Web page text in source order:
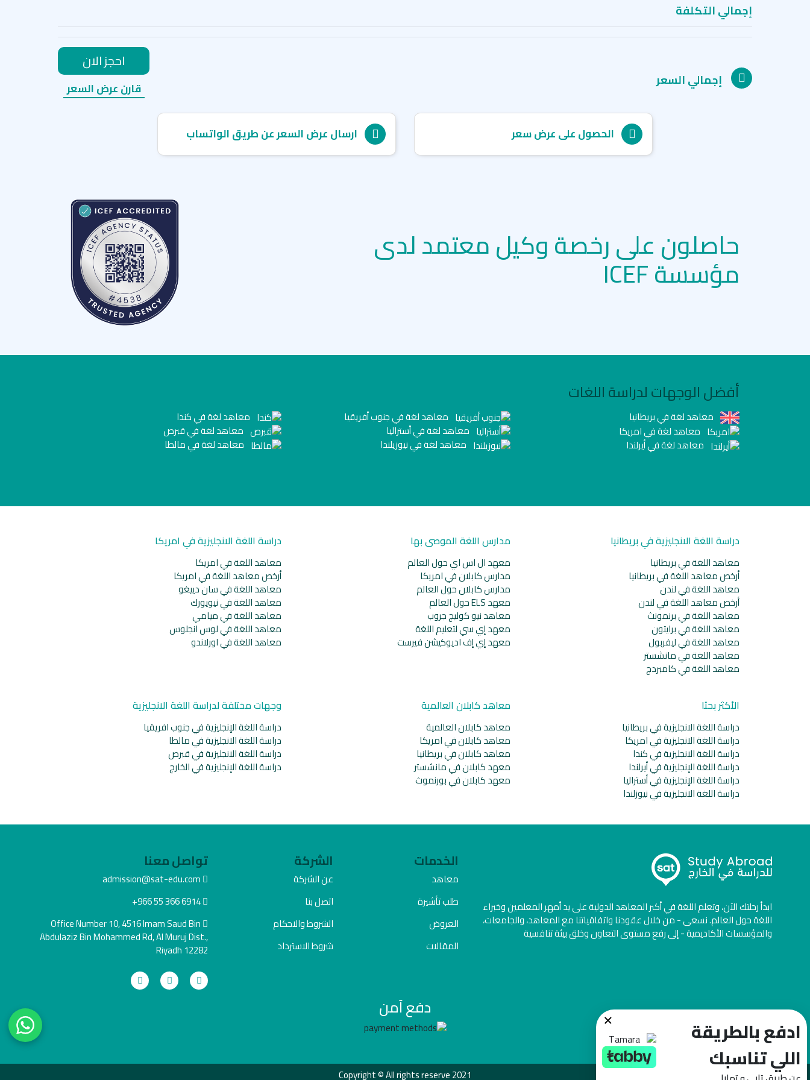
إجمالي التكلفة
إجمالي السعر
احجز الان
قارن عرض السعر
الحصول على عرض سعر ارسال عرض السعر عن طريق الواتساب
حاصلون على رخصة وكيل معتمد لدى
مؤسسة ICEF
أفضل الوجهات لدراسة اللغات
معاهد لغة في بريطانيا
معاهد لغة في امريكا
معاهد لغة في أيرلندا
معاهد لغة في جنوب أفريقيا
معاهد لغة في أستراليا
معاهد لغة في نيوزيلندا
معاهد لغة في كندا
معاهد لغة في قبرص
معاهد لغة في مالطا
دراسة اللغة الانجليزية في بريطانيا
معاهد اللغة في بريطانيا
أرخص معاهد اللغة في بريطانيا
معاهد اللغة في لندن
أرخص معاهد اللغة في لندن
معاهد اللغة في برنمونث
معاهد اللغة في برايتون
معاهد اللغة في ليفربول
معاهد اللغة في مانشستر
معاهد اللغة في كامبردج
مدارس اللغة الموصى بها
معهد ال اس اي حول العالم
مدارس كابلان في امريكا
مدارس كابلان حول العالم
معهد ELS حول العالم
معاهد نيو كوليج جروب
معهد إي سي لتعليم اللغة
معهد إي إف اديوكيشن فيرست
دراسة اللغة الانجليزية في امريكا
معاهد اللغة في امريكا
أرخص معاهد اللغة في امريكا
معاهد اللغة في سان دييغو
معاهد اللغة في نيويورك
معاهد اللغة في ميامي
معاهد اللغة في لوس انجلوس
معاهد اللغة في اورلاندو
الأكثر بحثا
دراسة اللغة الانجليزية في بريطانيا
دراسة اللغة الانجليزية في امريكا
دراسة اللغة الانجليزية في كندا
دراسة اللغة الإنجليزية في أيرلندا
دراسة اللغة الإنجليزية في أستراليا
دراسة اللغة الانجليزية في نيوزلندا
معاهد كابلان العالمية
معاهد كابلان العالمية
معاهد كابلان في امريكا
معاهد كابلان في بريطانيا
معهد كابلان في مانشستر
معهد كابلان في بورنموث
وجهات مختلفة لدراسة اللغة الانجليزية
دراسة اللغة الإنجليزية في جنوب افريقيا
دراسة اللغة الانجليزية في مالطا
دراسة اللغة الانجليزية في قبرص
دراسة اللغة الإنجليزية في الخارج
ابدأ رحلتك الآن، وتعلم اللغة في أكبر المعاهد الدولية على يد أمهر المعلمين وخبراء
اللغة حول العالم. نسعى - من خلال عقودنا واتفاقياتنا مع المعاهد، والجامعات،
والمؤسسات الأكاديمية - إلى رفع مستوى التعاون وخلق بيئة تنافسية
الخدمات
معاهد
طلب تأشيرة
العروض
المقالات
الشركة
عن الشركة
اتصل بنا
الشروط والاحكام
شروط الاسترداد
تواصل معنا
admission@sat-edu.com
+966 55 366 6914
Office Number 10, 4516 Imam Saud Bin
Abdulaziz Bin Mohammed Rd, Al Muruj Dist.,
Riyadh 12282
دفع آمن
Copyright © All rights reserve 2021
×
ادفع بالطريقة
اللي تناسبك